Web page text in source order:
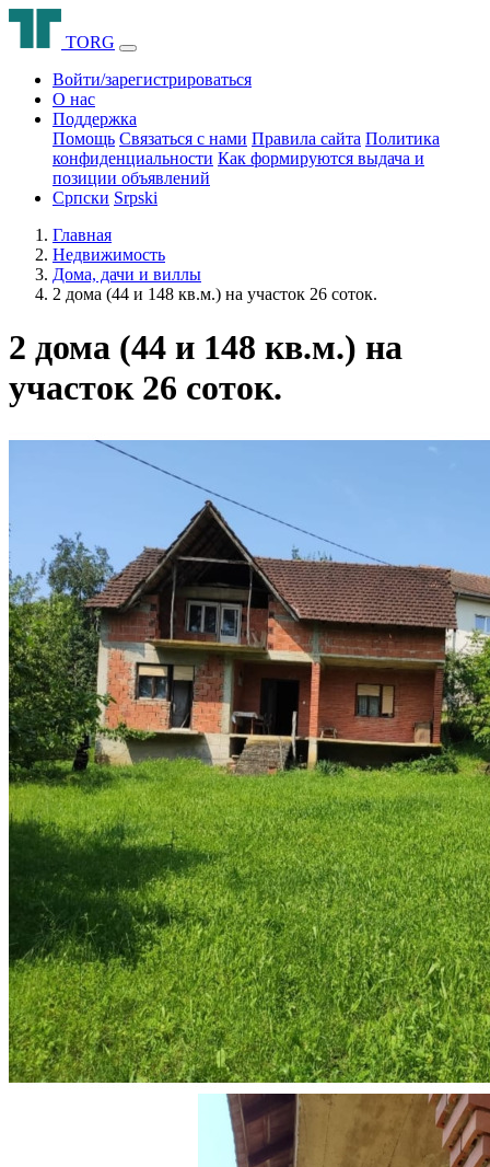
TORG
Войти/зарегистрироваться
О нас
Поддержка
Помощь Связаться с нами Правила сайта Политика
конфиденциальности Как формируются выдача и
позиции объявлений
Српски Srpski
Главная
Недвижимость
Дома, дачи и виллы
2 дома (44 и 148 кв.м.) на участок 26 соток.
2 дома (44 и 148 кв.м.) на
участок 26 соток.